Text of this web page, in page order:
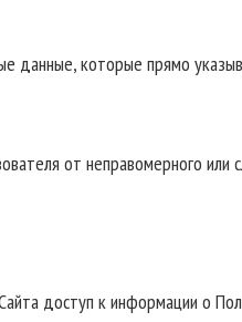
данные, которые прямо
от неправомерного или
доступ к информации о